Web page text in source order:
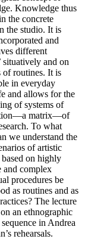
Knowledge thus
the concrete
the studio. It is
and
different
situatively and on
of routines. It is
in everyday
and allows for the
of systems of
matrix—of
To what
we understand the
of artistic
based on highly
and complex
procedures be
as routines and as
The lecture
an ethnographic
sequence in Andrea
rehearsals.